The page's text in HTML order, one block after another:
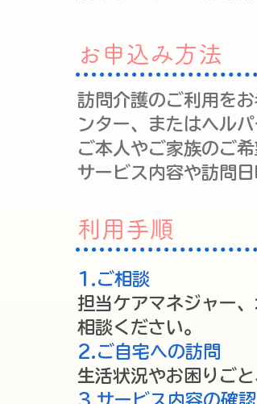
お申込み方法
訪問介護のご利用を
ンター、またはヘル
ご本人やご家族のご
サービス内容や訪問
​利用手順
1.ご相談
担当ケアマネジャー
相談ください。​
2.ご自宅への訪問
生活状況やお困りご
3.サービス内容の確認